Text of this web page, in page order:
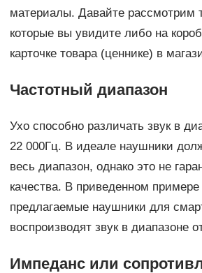
материалы. Давайте рассмотрим
которые вы увидите либо на
карточке товара (ценнике) в
Частотный диапазон
Ухо способно различать звук в
22 000Гц. В идеале наушники
весь диапазон, однако это не
качества. В приведенном
предлагаемые наушники для
воспроизводят звук в диапазоне
Импеданс или